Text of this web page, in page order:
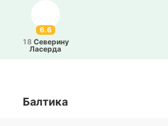
6.6
18 Се­ве­ри­ну
Ла­се­рда
Балтика